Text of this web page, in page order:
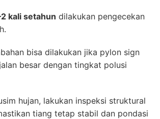
kali setahun dilakukan pengecekan
bisa dilakukan jika pylon sign
besar dengan tingkat polusi
hujan, lakukan inspeksi struktural
tiang tetap stabil dan pondasi